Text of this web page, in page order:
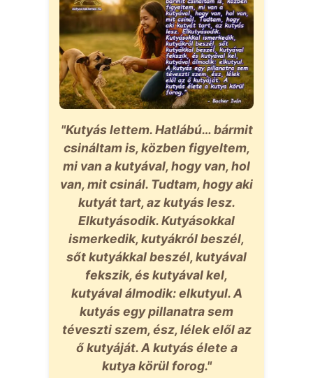
"Kutyás lettem. Hatlábú… bármit
csináltam is, közben figyeltem,
mi van a kutyával, hogy van, hol
van, mit csinál. Tudtam, hogy aki
kutyát tart, az kutyás lesz.
Elkutyásodik. Kutyásokkal
ismerkedik, kutyákról beszél,
sőt kutyákkal beszél, kutyával
fekszik, és kutyával kel,
kutyával álmodik: elkutyul. A
kutyás egy pillanatra sem
téveszti szem, ész, lélek elől az
ő kutyáját. A kutyás élete a
kutya körül forog."